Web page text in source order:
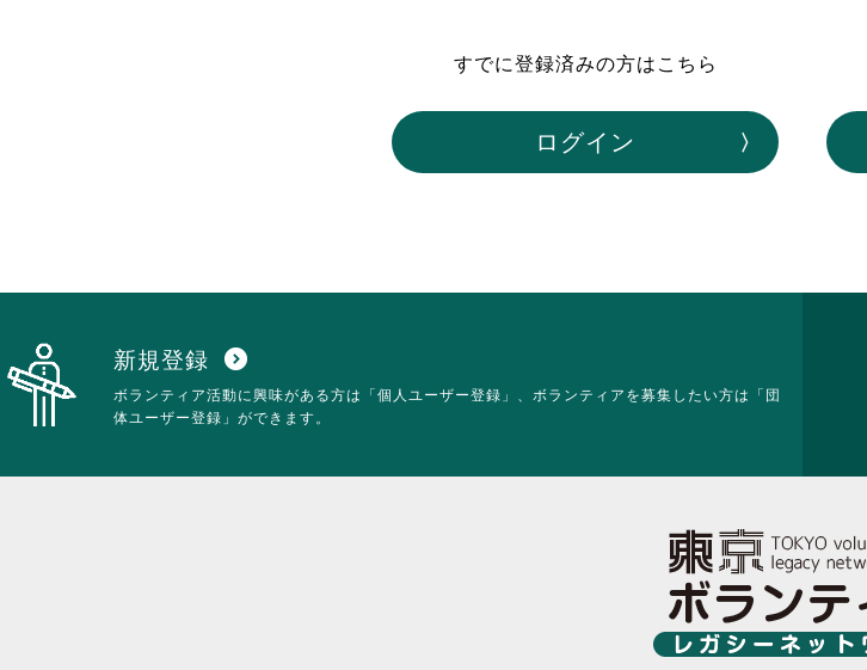
VLNポイントとは
おもてなし語学ボランティア
すでに登録済みの方はこちら
ログイン
新規登録 expand_circle_down
ボランティア活動に興味がある方は「個人ユーザー登録」、ボランティアを募集したい方は「団
体ユーザー登録」ができます。